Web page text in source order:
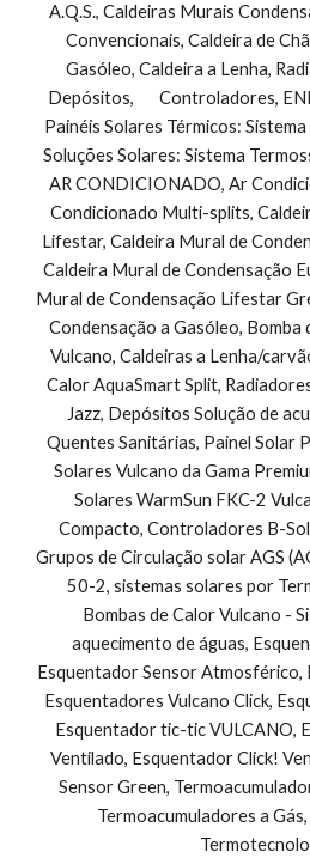
A.Q.S., Caldeiras Murais
Convencionais, Caldeira de
Gasóleo, Caldeira a Lenha,
Depósitos,       Controladores,
Painéis Solares Térmicos:
Soluções Solares: Sistema
AR CONDICIONADO, Ar
Condicionado Multi-splits,
Lifestar, Caldeira Mural de
Caldeira Mural de Condensação
Mural de Condensação Lifestar
Condensação a Gasóleo, Bomba
Vulcano, Caldeiras a Lenha/
Calor AquaSmart Split,
Jazz, Depósitos Solução de
Quentes Sanitárias, Painel Solar
Solares Vulcano da Gama
Solares WarmSun FKC-2
Compacto, Controladores B-
Grupos de Circulação solar AGS
50-2, sistemas solares por
Bombas de Calor Vulcano -
aquecimento de águas,
Esquentador Sensor Atmosférico,
Esquentadores Vulcano Click,
Esquentador tic-tic VULCANO,
Ventilado, Esquentador Click!
Sensor Green,
Termoacumuladores a